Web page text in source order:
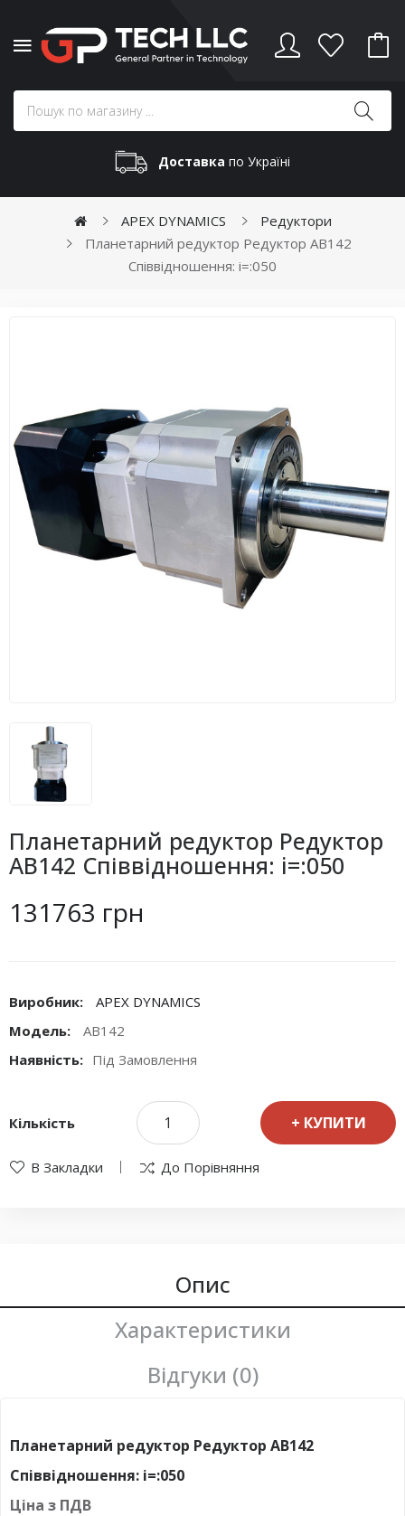
Доставка по Україні
APEX DYNAMICS
Редуктори
Планетарний редуктор Редуктор AB142
Співвідношення: i=:050
Планетарний редуктор Редуктор
AB142 Співвідношення: i=:050
131763 грн
Виробник:
APEX DYNAMICS
Модель:
AB142
Наявність: Під Замовлення
Кількість КУПИТИ
В Закладки До Порівняння
Опис
Характеристики
Відгуки (0)
Планетарний редуктор Редуктор AB142
Співвідношення: i=:050
Ціна з ПДВ